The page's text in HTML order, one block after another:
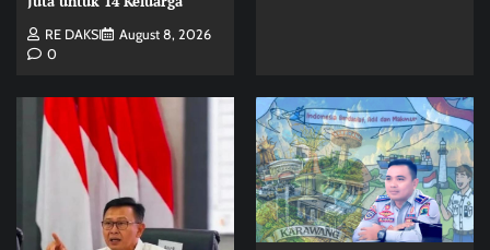
RE DAKSI
August 8, 2026
0